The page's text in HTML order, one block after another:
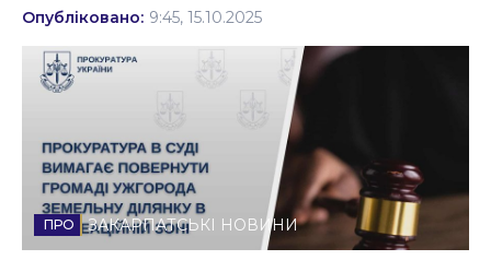
Політика
Соціум
Спорт
Стиль життя
Втрачений Ужгород
Опубліковано: 9:45, 15.10.2025
ЗАКАРПАТСЬКІ НОВИНИ